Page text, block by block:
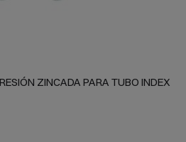
ZINCADA PARA TUBO INDEX